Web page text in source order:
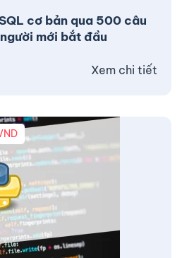
cơ bản qua 500 câu
mới bắt đầu
Xem chi tiết